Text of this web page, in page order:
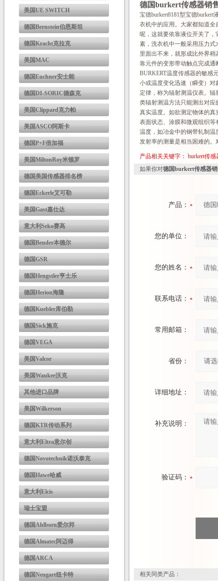
美国UE SWITCH
德国Bernstein伯恩斯坦
德国Kracht克拉克
美国MAC
德国Euchner安士能
德国DI-SORIC德森克
美国Clippard克力帕
美国ASCO阿斯卡
德国P+F倍加福
美国MiltonRoy米顿罗
德国美国传感器排名榜
德国Eckerle艾可勒
美国Gast嘉仕达
意大利Seko赛高
德国Bender本德尔
德国GSR
德国Hengstler亨士乐
德国Herion海隆
德国Kuebler库伯勒
德国Sick施克
德国VEGA
美国Valcor
美国Waukee沃克
其他进口品牌
美国Wilkerson
德国KTR传动系列
意大利Eltra意尔创
德国Novotechnik诺沃泰克
德国Hawe哈威
意大利Elcis
瑞士宝盟
德国Ahlborn爱尔邦
德国Almatec阿迈得
德国ARCA
德国Neugart纽卡特
德国burkert传感器销
宝德burkert8181型宝德
衣机中的应用。大家都知道
呢，这就要依靠液位开关了
素，洗衣机中一般采用压力
里面出不来，就形成比外界
靠元件的变形带动触点完成通
BURKERT温度传感器的敏感
小或温度变化迅速（瞬变）
定律，称为辐射测温仪表。
类辐射测温方法只能测出对
真实温度。如欲测定物体的
表面状态、涂膜和微观组织
温度，如冶金中的钢带轧制
发射率的测量是相当困难的
产品相关关键字：burkert传感
如果你对德国burkert传感器
产品：
您的单位：
您的姓名：
联系电话：
常用邮箱：
省份：
详细地址：
补充说明：
验证码：
相关同类产品：